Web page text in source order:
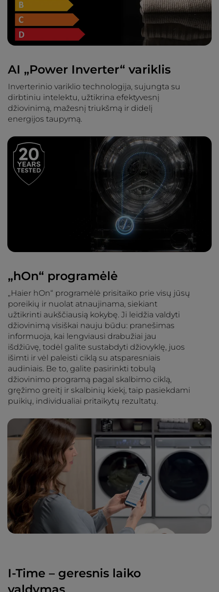
AI „Power Inverter“ variklis
Inverterinio variklio technologija, sujungta su
dirbtiniu intelektu, užtikrina efektyvesnį
džiovinimą, mažesnį triukšmą ir didelį
energijos taupymą.
„hOn“ programėlė
„Haier hOn“ programėlė prisitaiko prie visų jūsų
poreikių ir nuolat atnaujinama, siekiant
užtikrinti aukščiausią kokybę. Ji leidžia valdyti
džiovinimą visiškai nauju būdu: pranešimas
informuoja, kai lengviausi drabužiai jau
išdžiūvę, todėl galite sustabdyti džiovyklę, juos
išimti ir vėl paleisti ciklą su atsparesniais
audiniais. Be to, galite pasirinkti tobulą
džiovinimo programą pagal skalbimo ciklą,
gręžimo greitį ir skalbinių kiekį, taip pasiekdami
puikių, individualiai pritaikytų rezultatų.
I-Time – geresnis laiko